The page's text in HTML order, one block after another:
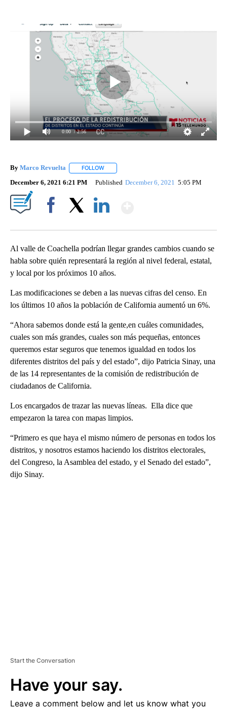
0:00 / 2:56
By Marco Revuelta FOLLOW
December 6, 2021 6:21 PM Published December 6, 2021 5:05 PM
Al valle de Coachella podrían llegar grandes cambios cuando se
habla sobre quién representará la región al nivel federal, estatal,
y local por los próximos 10 años.
Las modificaciones se deben a las nuevas cifras del censo. En
los últimos 10 años la población de California aumentó un 6%.
“Ahora sabemos donde está la gente,en cuáles comunidades,
cuales son más grandes, cuales son más pequeñas, entonces
queremos estar seguros que tenemos igualdad en todos los
diferentes distritos del país y del estado”, dijo Patricia Sinay, una
de las 14 representantes de la comisión de redistribución de
ciudadanos de California.
Los encargados de trazar las nuevas líneas. Ella dice que
empezaron la tarea con mapas limpios.
“Primero es que haya el mismo número de personas en todos los
distritos, y nosotros estamos haciendo los distritos electorales,
del Congreso, la Asamblea del estado, y el Senado del estado”,
dijo Sinay.
Start the Conversation
Have your say.
Leave a comment below and let us know what you